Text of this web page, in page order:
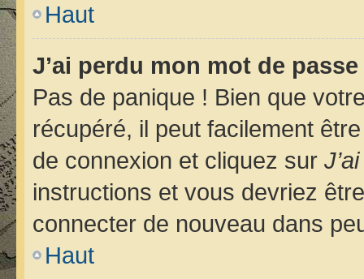
Haut
J’ai perdu mon mot de
Pas de panique ! Bien que
récupéré, il peut facilement
de connexion et cliquez sur
instructions et vous devriez
connecter de nouveau dans
Haut